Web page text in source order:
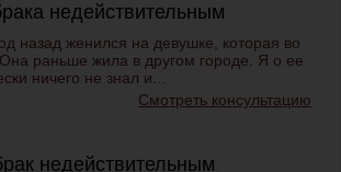
недействительным
назад женился на девушке, которая во
раньше жила в другом городе. Я о ее
ничего не знал и...
Смотреть консультацию
недействительным